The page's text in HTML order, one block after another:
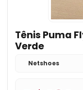
Tênis Puma
Verde
Netshoes